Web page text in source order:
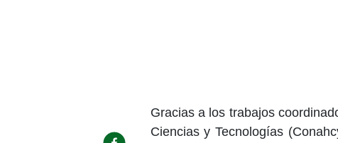
Gracias a los trabajos
Ciencias y Tecnologías